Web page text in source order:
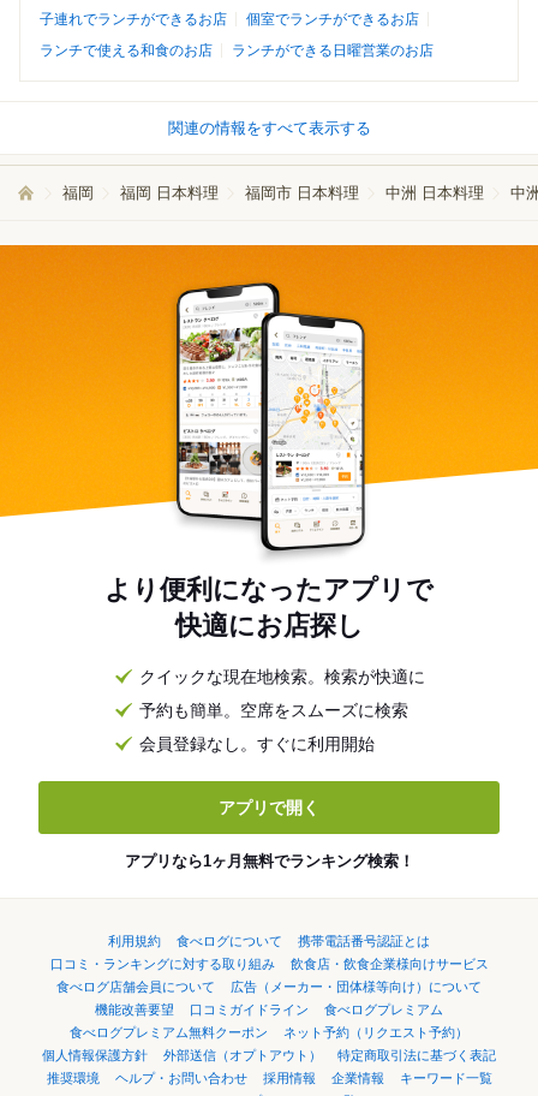
子連れでランチができるお店
個室でランチができるお店
ランチで使える和食のお店
ランチができる日曜営業のお店
関連の情報をすべて表示する
福岡 福岡 日本料理 福岡市 日本料理 中洲 日本料理 中
より便利になったアプリで
快適にお店探し
クイックな現在地検索。検索が快適に
予約も簡単。空席をスムーズに検索
会員登録なし。すぐに利用開始
アプリで開く
アプリなら1ヶ月無料でランキング検索！
利用規約 食べログについて
携帯電話番号認証とは
口コミ・ランキングに対する取り組み
飲食店・飲食企業様向けサービス
食べログ店舗会員について
広告（メーカー・団体様等向け）について
機能改善要望
口コミガイドライン
食べログプレミアム
食べログプレミアム無料クーポン
ネット予約（リクエスト予約）
個人情報保護方針
外部送信（オプトアウト）
特定商取引法に基づく表記
推奨環境
ヘルプ・お問い合わせ 採用情報 企業情報
キーワード一覧